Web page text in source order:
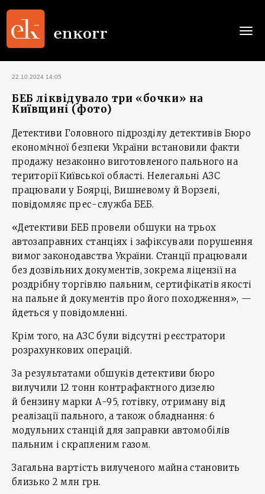
22.10.2024 14:05
БЕБ ліквідувало три «бочки» на
Київщині (фото)
Детективи Головного підрозділу детективів Бюро
економічної безпеки України встановили факти
продажу незаконно виготовленого пального на
території Київської області. Нелегальні АЗС
працювали у Боярці, Вишневому й Ворзелі,
повідомляє прес-служба БЕБ.
«Детективи БЕБ провели обшуки на трьох
автозаправних станціях і зафіксували порушення
вимог законодавства України. Станції працювали
без дозвільних документів, зокрема ліцензії на
роздрібну торгівлю пальним, сертифікатів якості
на пальне й документів про його походження», —
йдеться у повідомленні.
Крім того, на АЗС були відсутні реєстратори
розрахункових операцій.
За результатами обшуків детективи бюро
вилучили 12 тонн контрафактного дизелю
й бензину марки А-95, готівку, отриману від
реалізації пального, а також обладнання: 6
модульних станцій для заправки автомобілів
пальним і скрапленим газом.
Загальна вартість вилученого майна становить
близько 2 млн грн.